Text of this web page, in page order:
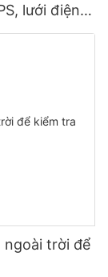
lưới điện
ngoài trời để